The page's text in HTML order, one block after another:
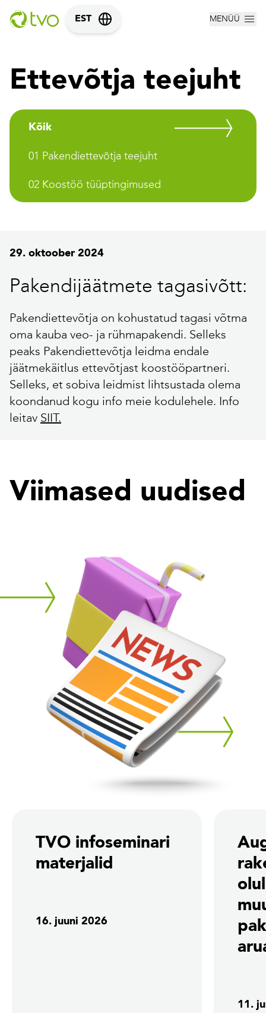
EST MENÜÜ
Ettevõtja teejuht
Kõik
01 Pakendiettevõtja teejuht
02 Koostöö tüüptingimused
29. oktoober 2024
Pakendijäätmete tagasivõtt:
Pakendiettevõtja on kohustatud tagasi võtma
oma kauba veo- ja rühmapakendi. Selleks
peaks Pakendiettevõtja leidma endale
jäätmekäitlus ettevõtjast koostööpartneri.
Selleks, et sobiva leidmist lihtsustada olema
koondanud kogu info meie kodulehele. Info
leitav SIIT.
Viimased uudised
TVO infoseminari
materjalid
16. juuni 2026
11.